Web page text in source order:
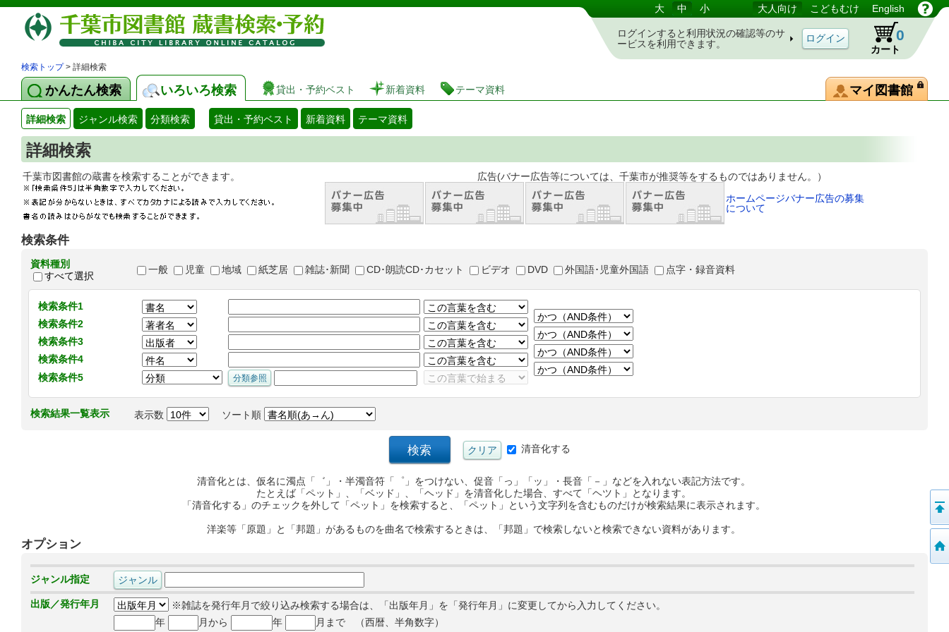
図書館 蔵書検索・予約システム 大 中 小 大人向け こどもむけ English
ログインすると利用状況の確認等のサ
ービスを利用できます。
カート
0
検索トップ> 詳細検索
かんたん検索 いろいろ検索 貸出・予約ベスト 新着資料 テーマ資料 マイ図書館
詳細検索 ジャンル検索 分類検索 貸出・予約ベスト 新着資料 テーマ資料
詳細検索
千葉市図書館の蔵書を検索することができます。 広告(バナー広告等については、千葉市が推奨等をするものではありません。）
ホームページバナー広告の募集
について
検索条件
資料種別
すべて選択
一般 児童 地域 紙芝居 雑誌･新聞 CD･朗読CD･カセット ビデオ DVD 外国語･児童外国語 点字・録音資料
検索条件1
検索条件2
検索条件3
検索条件4
検索条件5
検索結果一覧表示 表示数 ソート順
清音化する
清音化とは、仮名に濁点「゛」・半濁音符「゜」をつけない、促音「っ」「ッ」・長音「－」などを入れない表記方法です。
たとえば「ペット」、「ベッド」、「ヘッド」を清音化した場合、すべて「ヘツト」となります。
「清音化する」のチェックを外して「ペット」を検索すると、「ペット」という文字列を含むものだけが検索結果に表示されます。
洋楽等「原題」と「邦題」があるものを曲名で検索するときは、「邦題」で検索しないと検索できない資料があります。
オプション
ジャンル指定
出版／発行年月
※雑誌を発行年月で絞り込み検索する場合は、「出版年月」を「発行年月」に変更してから入力してください。
年
月から 年 月まで （西暦、半角数字）